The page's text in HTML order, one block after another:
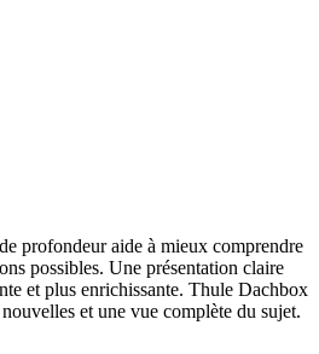
profondeur aide à mieux comprendre
possibles. Une présentation claire
et plus enrichissante. Thule Dachbox
et une vue complète du sujet.